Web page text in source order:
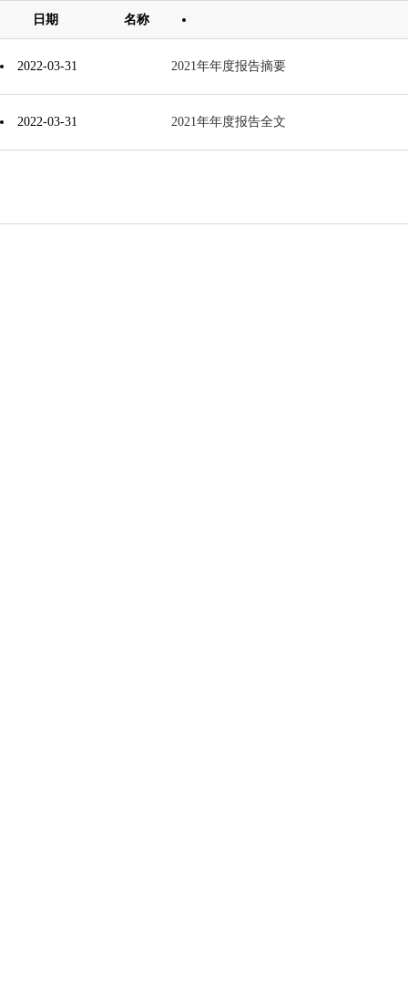
日期 名称
2022-03-31 2021年年度报告摘要
2022-03-31 2021年年度报告全文